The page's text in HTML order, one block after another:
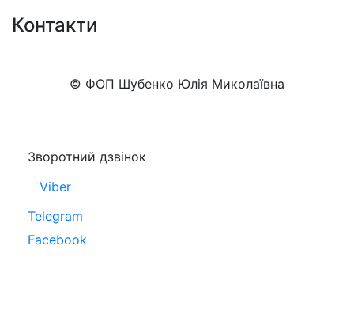
Контакти
© ФОП Шубенко Юлія Миколаївна
Зворотний дзвінок
Viber
Telegram
Facebook